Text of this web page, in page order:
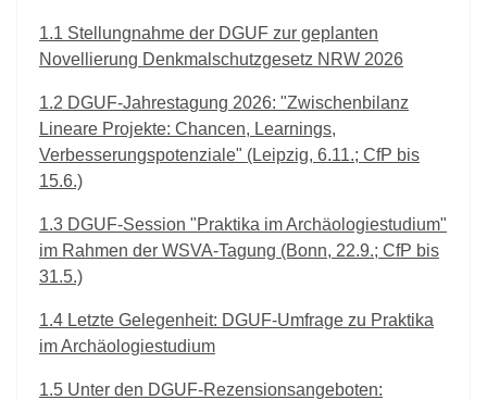
1.1 Stellungnahme der DGUF zur geplanten
Novellierung Denkmalschutzgesetz NRW 2026
1.2 DGUF-Jahrestagung 2026: "Zwischenbilanz
Lineare Projekte: Chancen, Learnings,
Verbesserungspotenziale" (Leipzig, 6.11.; CfP bis
15.6.)
1.3 DGUF-Session "Praktika im Archäologiestudium"
im Rahmen der WSVA-Tagung (Bonn, 22.9.; CfP bis
31.5.)
1.4 Letzte Gelegenheit: DGUF-Umfrage zu Praktika
im Archäologiestudium
1.5 Unter den DGUF-Rezensionsangeboten: